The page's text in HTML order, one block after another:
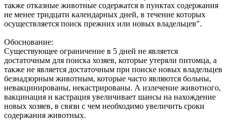
также отказные животные содержатся в пунктах содержания
не менее тридцати календарных дней, в течение которых
осуществляется поиск прежних или новых владельцев".
Обоснование:
Существующее ограничение в 5 дней не является
достаточным для поиска хозяев, которые утеряли питомца, а
также не является достаточным при поиске новых владельцев
безнадзорным животным, которые часто являются больны,
невакцинированы, некастрированы. А излечение животного,
вакцинация и кастрация увеличивает шансы на нахождение
новых хозяев, в связи с чем необходимо увеличить сроки
содержания животных.